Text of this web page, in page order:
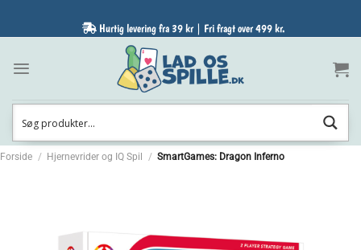
Hurtig levering fra 39 kr | Fri fragt over 499 kr.
Forside / Hjernevrider og IQ Spil / SmartGames: Dragon Inferno